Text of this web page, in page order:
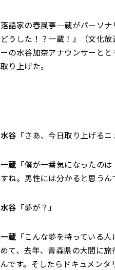
落語家の春風亭一蔵がパーソ
どうした！？一蔵！』（文化
ーの水谷加奈アナウンサーと
取り上げた。
水谷 「さあ、今日取り上げる
一蔵 「僕が一番気になったの
すね。男性には分かると思うん
水谷 「夢が？」
一蔵 「こんな夢を持っている
めて、去年、青森県の大間に
んです。そしたらドキュメン